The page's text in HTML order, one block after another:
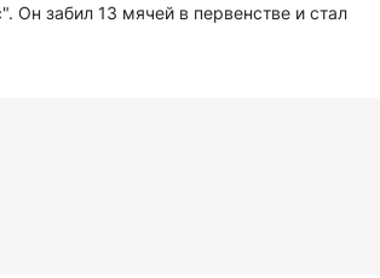
Он забил 13 мячей в первенстве и стал